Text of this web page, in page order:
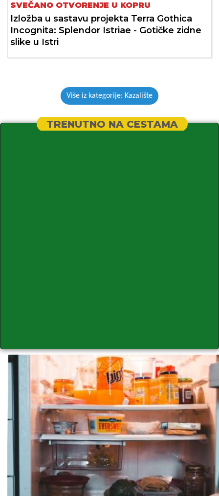
SVEČANO OTVORENJE U KOPRU
Izložba u sastavu projekta Terra Gothica
Incognita: Splendor Istriae - Gotičke zidne
slike u Istri
Više iz kategorije: Kazalište
TRENUTNO NA CESTAMA